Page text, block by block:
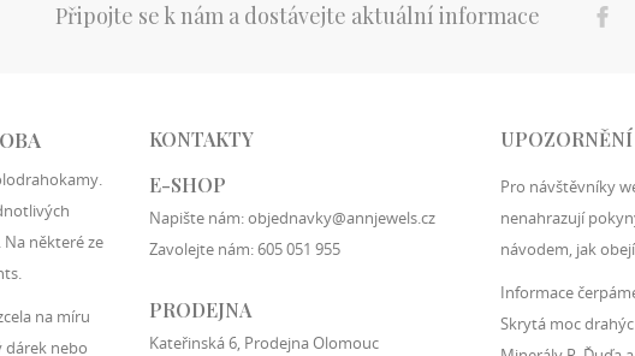
Připojte se k nám a dostávejte aktuální informace
některé ze
na míru
dárek nebo
KONTAKTY
E-SHOP
Napište nám:objednavky@annjewels.cz
Zavolejte nám:605 051 955
PRODEJNA
Kateřinská 6, Prodejna Olomouc
UPOZORNĚNÍ
Pro návštěvníky
nenahrazují
návodem, jak
Informace
Skrytá moc